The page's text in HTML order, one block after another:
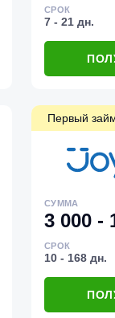
СРОК
7 - 21 дн.
Первый
СУММА
3 000 -
СРОК
10 - 168 дн.